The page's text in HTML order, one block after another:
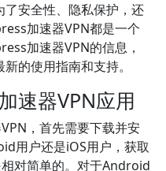
安全性、隐私保护，还
加速器VPN都是一个
加速器VPN的信息，
的使用指南和支持。
速器VPN应用
，首先需要下载并安
用户还是iOS用户，获取
对简单的。对于Android